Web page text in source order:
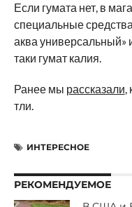
Если гумата нет, в
специальные
аква универсальный»
таки гумат калия.
Ранее мы рассказали,
тли.
ИНТЕРЕСНОЕ
РЕКОМЕНДУЕМОЕ